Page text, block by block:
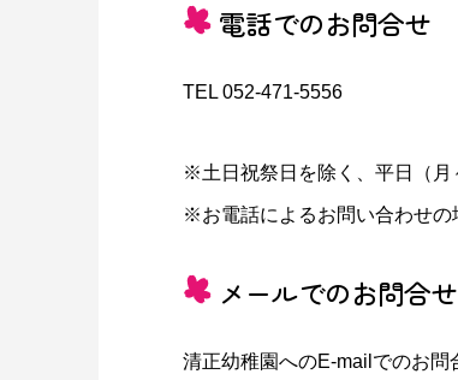
電話でのお問合せ
TEL 052-471-5556
※土日祝祭日を除く、平日（
※お電話によるお問い合わせの
メールでのお問合せ
清正幼稚園へのE-mailでのお問